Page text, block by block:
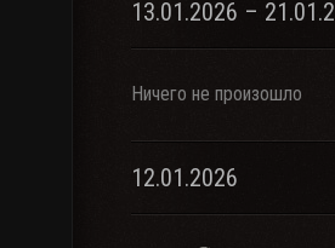
13.01.2026 –
Ничего не произошло
12.01.2026